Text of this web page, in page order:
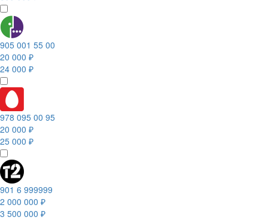
905 001 55 00
20 000 ₽
24 000 ₽
978 095 00 95
20 000 ₽
25 000 ₽
901 6 999999
2 000 000 ₽
3 500 000 ₽